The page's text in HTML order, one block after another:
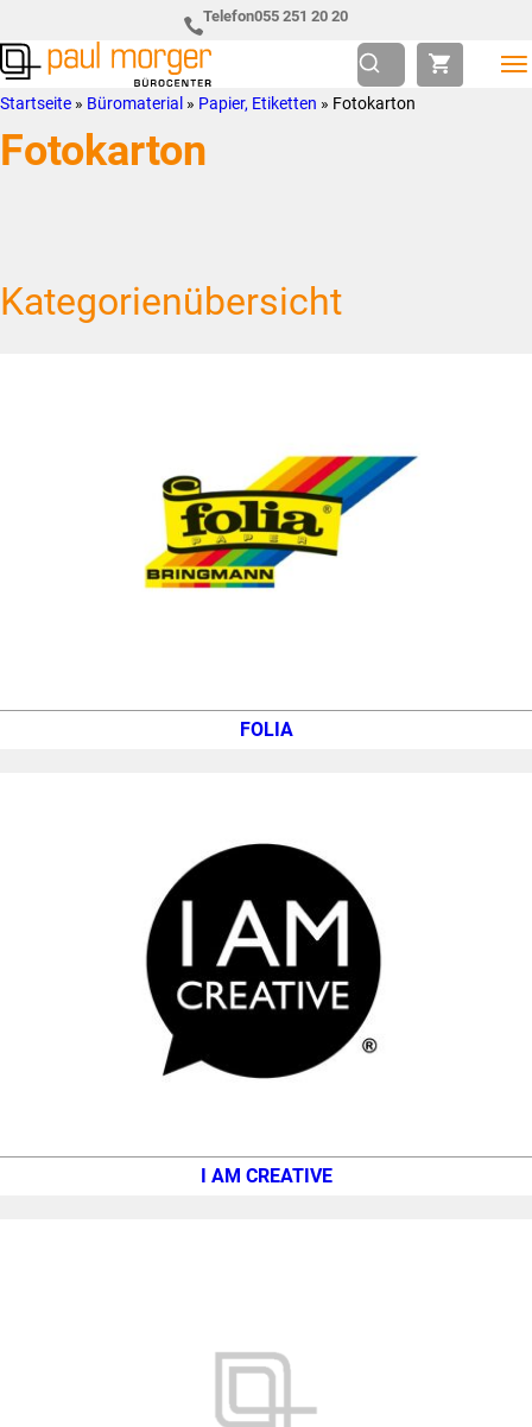
Hauptnavigation
springen
to
main
content
Telefon055 251 20 20
Paul
Morger
AG
so
individuell
wie
Startseite » Büromaterial » Papier, Etiketten » Fotokarton
Fotokarton
Kategorienübersicht
FOLIA
I AM CREATIVE